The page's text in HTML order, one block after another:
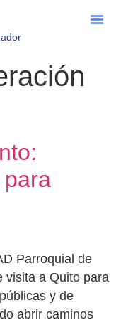
para
Parroquial de
visita a Quito para
y de
abrir caminos